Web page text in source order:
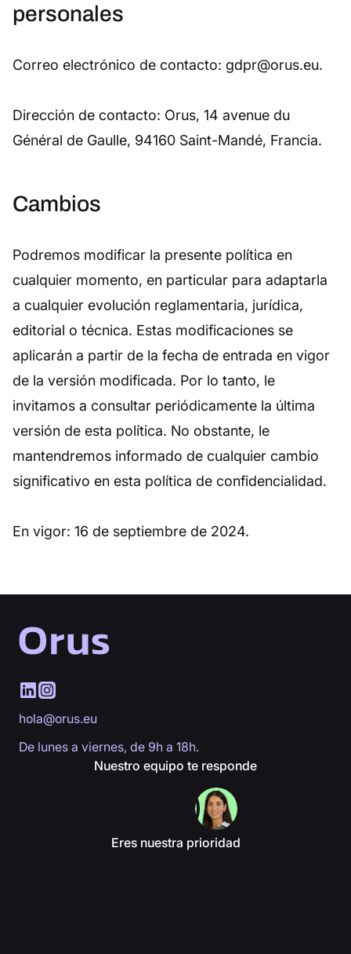
personales
Correo electrónico de contacto: gdpr@orus.eu.
Dirección de contacto: Orus, 14 avenue du
Général de Gaulle, 94160 Saint-Mandé, Francia.
Cambios
Podremos modificar la presente política en
cualquier momento, en particular para adaptarla
a cualquier evolución reglamentaria, jurídica,
editorial o técnica. Estas modificaciones se
aplicarán a partir de la fecha de entrada en vigor
de la versión modificada. Por lo tanto, le
invitamos a consultar periódicamente la última
versión de esta política. No obstante, le
mantendremos informado de cualquier cambio
significativo en esta política de confidencialidad.
En vigor: 16 de septiembre de 2024.
hola@orus.eu
De lunes a viernes, de 9h a 18h.
Nuestro equipo te responde
Eres nuestra prioridad